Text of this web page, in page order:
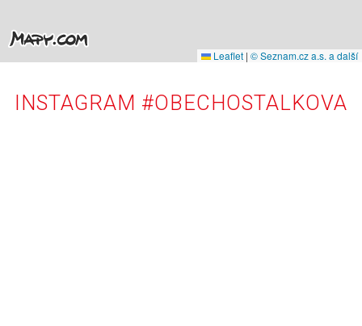
Leaflet | © Seznam.cz a.s. a další
INSTAGRAM #OBECHOSTALKOVA